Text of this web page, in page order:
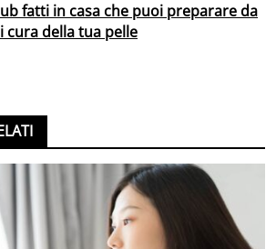
fatti in casa che puoi preparare da
della tua pelle